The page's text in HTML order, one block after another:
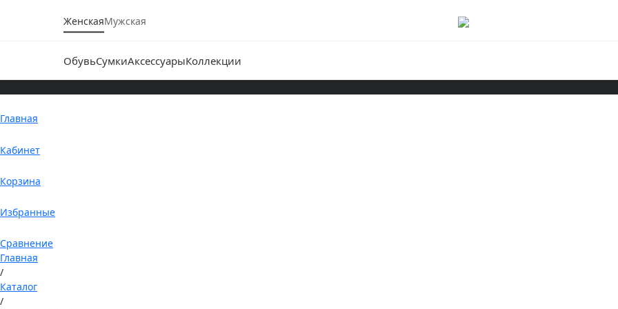
ЖенскаяМужская
ОбувьСумкиАксессуарыКоллекции
Главная
Кабинет
Корзина
Избранные
Сравнение
Главная
/
Каталог
/